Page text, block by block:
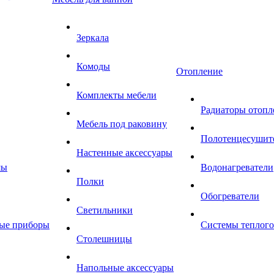
приборы
Зеркала
Комоды
Комплекты мебели
Мебель под раковину
Настенные аксессуары
Полки
Светильники
Столешницы
Напольные аксессуары
Отопление
Радиаторы
Водонагреватели
Обогреватели
Системы